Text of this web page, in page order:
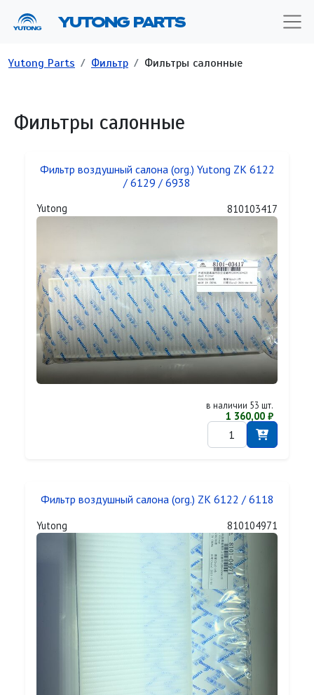
YUTONG PARTS
Строка навигации
Yutong Parts Фильтр Фильтры салонные
Фильтры салонные
Фильтр воздушный салона (org.) Yutong ZK 6122
/ 6129 / 6938
Yutong 810103417
в наличии 53 шт.
1 360,00 ₽
Фильтр воздушный салона (org.) ZK 6122 / 6118
Yutong 810104971